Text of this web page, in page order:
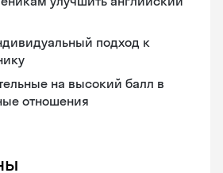
подход к
на высокий балл в
отношения